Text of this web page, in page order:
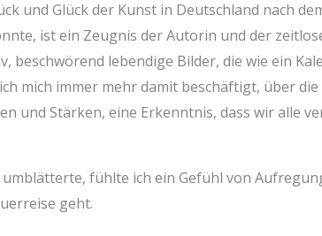
und Glück der Kunst in Deutschland nach
ist ein Zeugnis der Autorin und der
beschwörend lebendige Bilder, die wie ein
mich immer mehr damit beschäftigt, über
und Stärken, eine Erkenntnis, dass wir alle
fühlte ich ein Gefühl von
geht.